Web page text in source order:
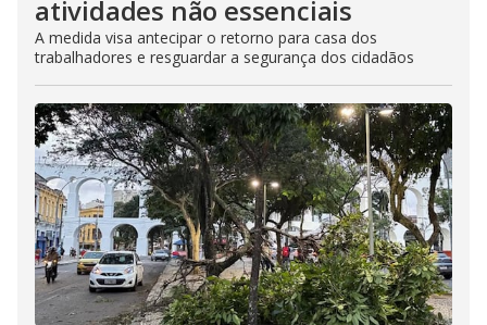
atividades não essenciais
A medida visa antecipar o retorno para casa dos
trabalhadores e resguardar a segurança dos cidadãos